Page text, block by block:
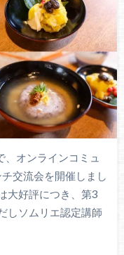
オンラインコミュ
交流会を開催しまし
大好評につき、第3
しソムリエ認定講師